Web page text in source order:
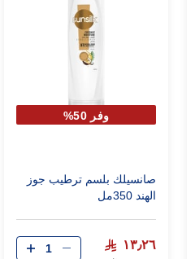
وفر 50%
صانسيلك بلسم ترطيب جوز
الهند 350مل
١٣٫٢٦